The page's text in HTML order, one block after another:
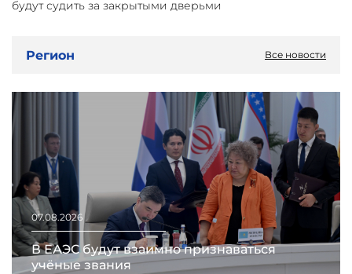
будут судить за закрытыми дверьми
Регион Все новости
07.08.2026
В ЕАЭС будут взаимно признаваться
учёные звания